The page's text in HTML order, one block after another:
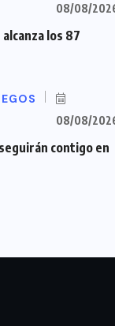
08/08/
los 87
08/08/
contigo en